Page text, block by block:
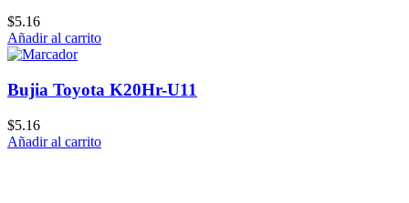
$5.16
Añadir al carrito
Bujia Toyota K20Hr-U11
$5.16
Añadir al carrito